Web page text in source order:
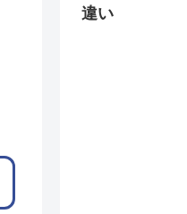
違い